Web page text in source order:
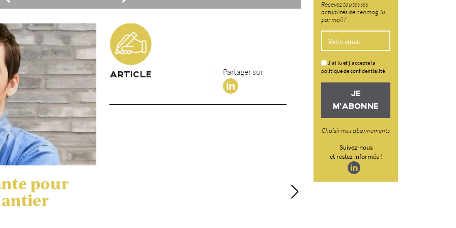
pour
ARTICLE Partager sur
La logistique de
Recevez toutes les
actualités de neomag.lu
par mail !
J'ai lu et j'accepte la
politique de confidentialité
JE
M'ABONNE
Choisir mes abonnements
Suivez-nous
et restez informés !